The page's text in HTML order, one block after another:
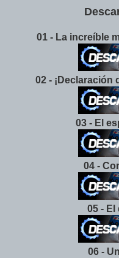
01 - La increíble
02 - ¡Declaración
03 - El
04 -
05 -
06 -